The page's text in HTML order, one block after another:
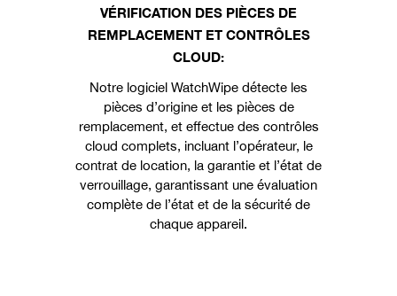
VÉRIFICATION DES PIÈCES DE
REMPLACEMENT ET CONTRÔLES
CLOUD:
Notre logiciel WatchWipe détecte les
pièces d’origine et les pièces de
remplacement, et effectue des contrôles
cloud complets, incluant l’opérateur, le
contrat de location, la garantie et l’état de
verrouillage, garantissant une évaluation
complète de l’état et de la sécurité de
chaque appareil.